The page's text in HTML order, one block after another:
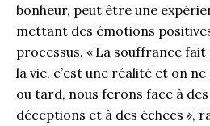
bonheur, peut être une
mettant des émotions
processus. « La souffrance
la vie, c’est une réalité et on
ou tard, nous ferons face à
déceptions et à des échecs »,